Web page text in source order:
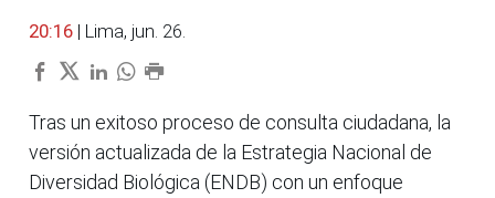
20:16 | Lima, jun. 26.
Tras un exitoso proceso de consulta ciudadana, la
versión actualizada de la Estrategia Nacional de
Diversidad Biológica (ENDB) con un enfoque